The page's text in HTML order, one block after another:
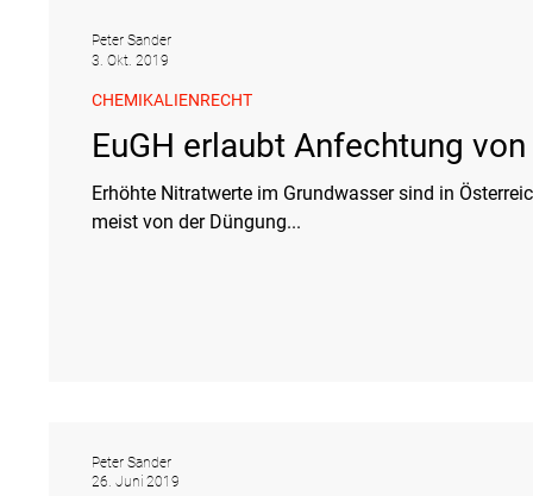
EuGH erlaubt Anfechtung
Erhöhte Nitratwerte im Grundwasser sind in
meist von der Düngung...
CHEMIKALIENRECHT
Peter Sander
3. Okt. 2019
Peter Sander
26. Juni 2019